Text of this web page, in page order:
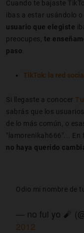
Cuando te bajaste
ibas a estar usándolo
usuario que elegiste
preocupes, te
paso
TikTok: la red
Si llegaste a conocer
sabrás que los
de lo más común, o
"lamorenikah666"... En
no haya querido
Odio mi nombre de
— no fui yo 🧨
2012